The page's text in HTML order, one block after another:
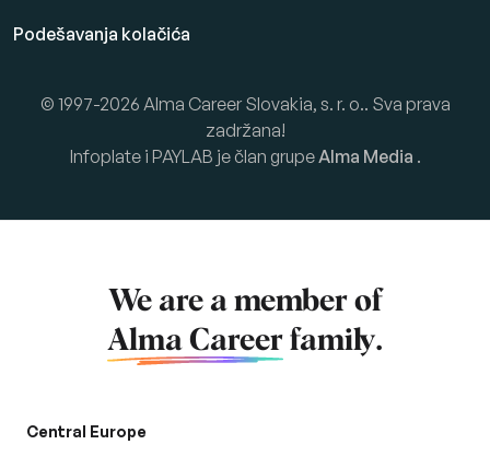
Podešavanja kolačića
© 1997-2026 Alma Career Slovakia, s. r. o.. Sva prava
zadržana!
Infoplate i PAYLAB je član grupeAlma Media .
We are a member of
Alma Career family.
Central Europe